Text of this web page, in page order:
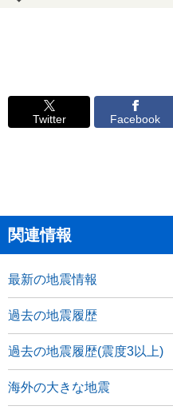
Twitter Facebook
関連情報
最新の地震情報
過去の地震履歴
過去の地震履歴(震度3以上)
海外の大きな地震